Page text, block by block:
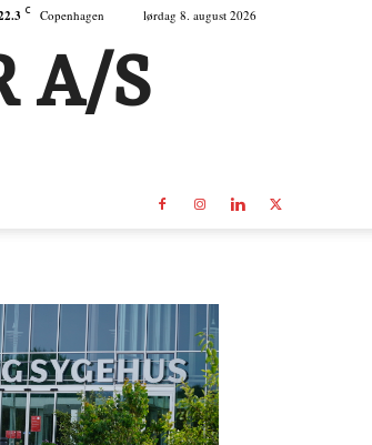
C Copenhagen lørdag 8. august 2026
A/S